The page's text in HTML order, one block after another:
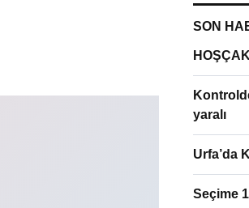
SON
yaralı
Urfa’da
Seçime